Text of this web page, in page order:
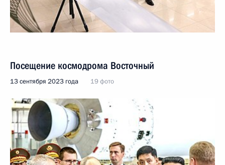
Посещение космодрома Восточный
13 сентября 2023 года 19 фото